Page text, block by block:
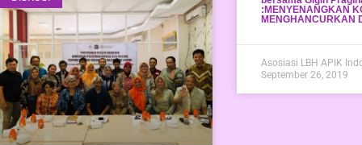
:MENYENANGKAN
MENGHANCURKAN
Asosiasi LBH APIK
September 26, 2019